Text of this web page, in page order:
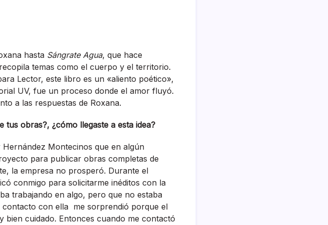
hasta Sángrate Agua, que hace
temas como el cuerpo y el territorio.
Lector, este libro es un «aliento poético»,
UV, fue un proceso donde el amor fluyó.
a las respuestas de Roxana.
obras?, ¿cómo llegaste a esta idea?
Montecinos que en algún
para publicar obras completas de
la empresa no prosperó. Durante el
conmigo para solicitarme inéditos con la
trabajando en algo, pero que no estaba
contacto con ella me sorprendió porque el
cuidado. Entonces cuando me contactó